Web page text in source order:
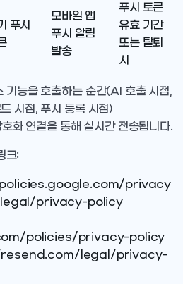
푸시
모바일 앱
푸시 알림
발송
푸시 토큰
유효 기간
또는 탈퇴
시
기능을 호출하는 순간(AI 호출 시점,
시점, 푸시 등록 시점)
연결을 통해 실시간 전송됩니다.
크:
privacy
privacy-policy
policies/privacy-policy
legal/privacy-